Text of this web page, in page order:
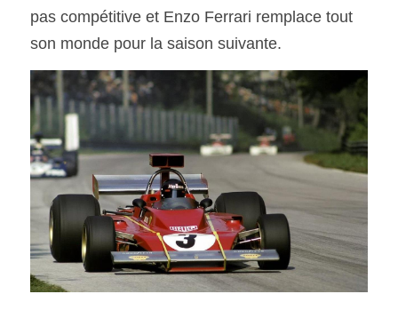
pas compétitive et Enzo Ferrari remplace tout
son monde pour la saison suivante.